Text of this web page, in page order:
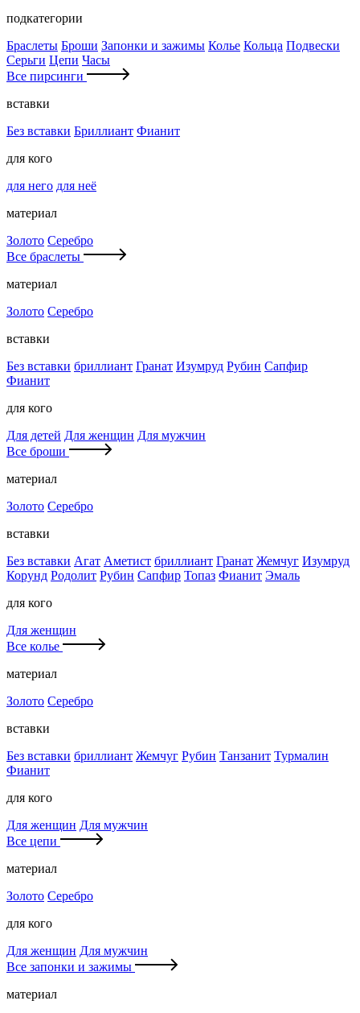
подкатегории
Браслеты Броши Запонки и зажимы Колье Кольца Подвески
Серьги Цепи Часы
Все пирсинги
вставки
Без вставки Бриллиант Фианит
для кого
для него для неё
материал
Золото Серебро
Все браслеты
материал
Золото Серебро
вставки
Без вставки бриллиант Гранат Изумруд Рубин Сапфир
Фианит
для кого
Для детей Для женщин Для мужчин
Все броши
материал
Золото Серебро
вставки
Без вставки Агат Аметист бриллиант Гранат Жемчуг Изумруд
Корунд Родолит Рубин Сапфир Топаз Фианит Эмаль
для кого
Для женщин
Все колье
материал
Золото Серебро
вставки
Без вставки бриллиант Жемчуг Рубин Танзанит Турмалин
Фианит
для кого
Для женщин Для мужчин
Все цепи
материал
Золото Серебро
для кого
Для женщин Для мужчин
Все запонки и зажимы
материал